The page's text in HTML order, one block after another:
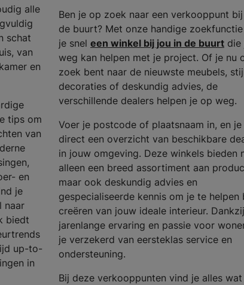
alle
schat
van
en
tips om
van
en
je
naar
biedt
up-to-
in
Ben je op zoek naar een verkooppunt
de buurt? Met onze handige
je snel een winkel bij jou in de buurtdie
weg kan helpen met je project. Of je nu
zoek bent naar de nieuwste meubels,
decoraties of deskundig advies, de
verschillende dealers helpen je op weg.
Voer je postcode of plaatsnaam in, en
direct een overzicht van beschikbare
in jouw omgeving. Deze winkels bieden
alleen een breed assortiment aan
maar ook deskundig advies en
gespecialiseerde kennis om je te helpen
creëren van jouw ideale interieur.
jarenlange ervaring en passie voor
je verzekerd van eersteklas service en
ondersteuning.
Bij deze verkooppunten vind je alles